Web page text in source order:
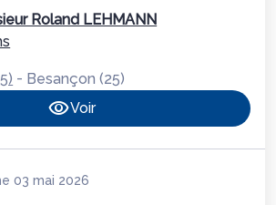
Roland LEHMANN
- Besançon (25)
Voir
03 mai 2026